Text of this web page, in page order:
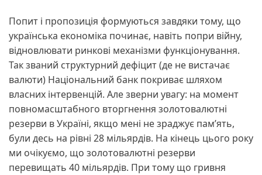
Попит і пропозиція формуються завдяки тому, що
українська економіка починає, навіть попри війну,
відновлювати ринкові механізми функціонування.
Так званий структурний дефіцит (де не вистачає
валюти) Національний банк покриває шляхом
власних інтервенцій. Але зверни увагу: на момент
повномасштабного вторгнення золотовалютні
резерви в Україні, якщо мені не зраджує пам’ять,
були десь на рівні 28 мільярдів. На кінець цього року
ми очікуємо, що золотовалютні резерви
перевищать 40 мільярдів. При тому що гривня